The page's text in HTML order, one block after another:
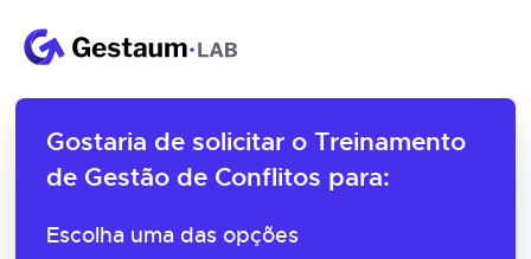
Gostaria de solicitar o Treinamento
de Gestão de Conflitos para:
Escolha uma das opções